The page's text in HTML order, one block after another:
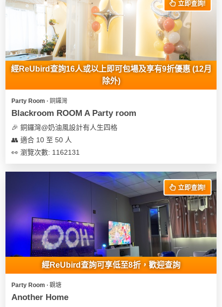
立即查詢!
經ReUbird查詢16人或以上即可包場及享有9折優惠 (12月
除外)
Party Room ∙ 銅鑼灣
Blackroom ROOM A Party room
🎉 銅鑼灣@奶油風設計有人生四格
👥 適合 10 至 50 人
👀 瀏覽次數: 1162131
立即查詢!
經ReUbird查詢可享低至8折，歡迎查詢
Party Room ∙ 觀塘
Another Home